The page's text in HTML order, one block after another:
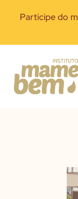
Participe do